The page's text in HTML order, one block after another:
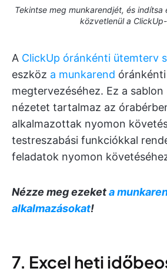
Tekintse meg munkarendjét, és indítsa
közvetlenül a
A ClickUp óránkénti ütemterv
eszköz a munkarend óránkénti
megtervezéséhez. Ez a
nézetet tartalmaz az
alkalmazottak nyomon
testreszabási funkciókkal
feladatok nyomon
Nézze meg ezeketa
alkalmazásokat!
7. Excel heti